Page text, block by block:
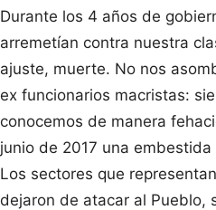
Durante los 4 años de
arremetían contra nuestra
ajuste, muerte. No nos
ex funcionarios macristas:
conocemos de manera
junio de 2017 una
Los sectores que
dejaron de atacar al Pueblo,